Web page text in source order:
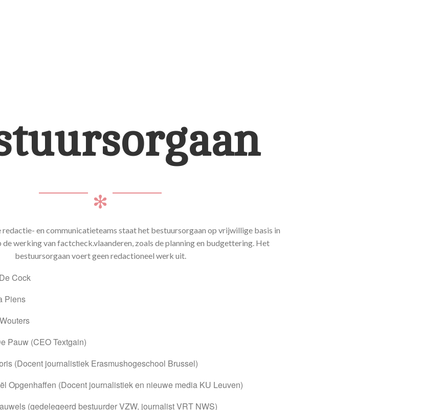
✻
redactie- en communicatieteams staat het bestuursorgaan op vrijwillige basis in
werking van factcheck.vlaanderen, zoals de planning en budgettering. Het
bestuursorgaan voert geen redactioneel werk uit.
Cock
Piens
Pauw (CEO Textgain)
(Docent journalistiek Erasmushogeschool Brussel)
Opgenhaffen (Docent journalistiek en nieuwe media KU Leuven)
(gedelegeerd bestuurder VZW, journalist VRT NWS)